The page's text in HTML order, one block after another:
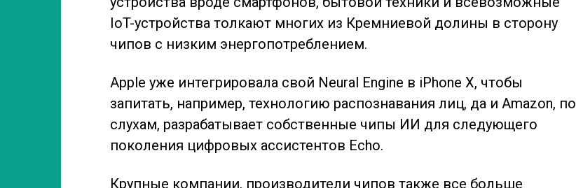
IoT-устройства толкают многих из Кремниевой долины в сторону
чипов с низким энергопотреблением.
Apple уже интегрировала свой Neural Engine в iPhone X, чтобы
запитать, например, технологию распознавания лиц, да и Amazon, по
слухам, разрабатывает собственные чипы ИИ для следующего
поколения цифровых ассистентов Echo.
Крупные компании, производители чипов также все больше